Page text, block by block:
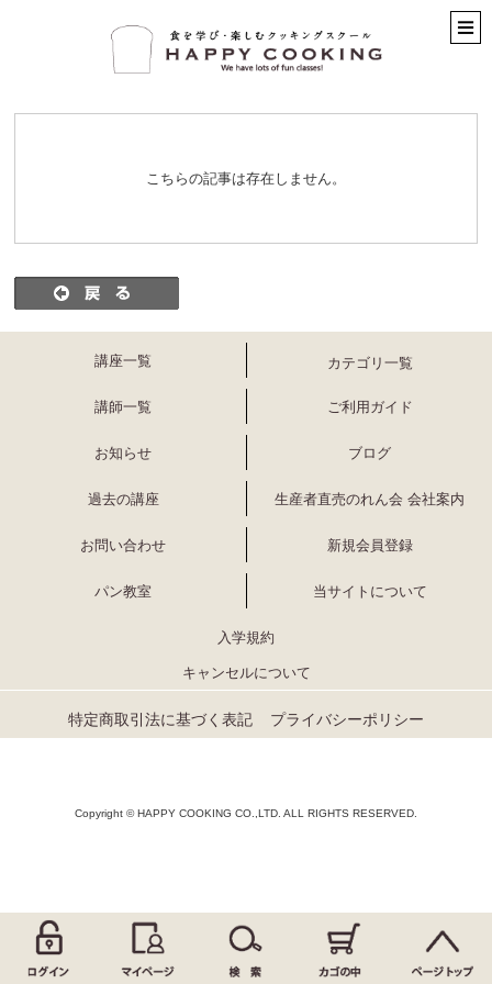
こちらの記事は存在しません。
講座一覧 カテゴリ一覧
講師一覧 ご利用ガイド
お知らせ ブログ
過去の講座 生産者直売のれん会 会社案内
お問い合わせ 新規会員登録
パン教室 当サイトについて
入学規約
キャンセルについて
特定商取引法に基づく表記 プライバシーポリシー
Copyright © HAPPY COOKING CO.,LTD. ALL RIGHTS RESERVED.